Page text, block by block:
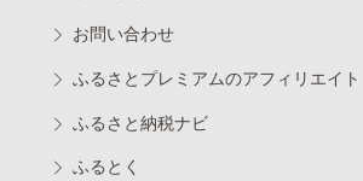
お問い合わせ
ふるさとプレミアムのアフィリエイト
ふるさと納税ナビ
ふるとく